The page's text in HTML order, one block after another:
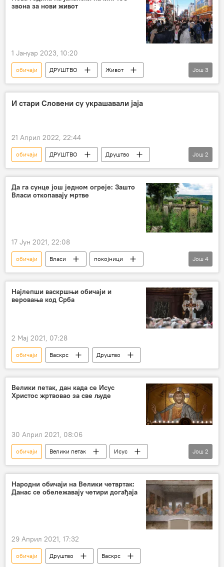
звона за нови живот
1 Јануар 2023, 10:20
обичаји ДРУШТВО
Живот
Јапан
Нова година
Божић
празник
Још 3
И стари Словени су украшавали јаја
21 Април 2022, 22:44
обичаји ДРУШТВО
Друштво
Магазин
Ускрс
Још 2
Да га сунце још једном огреје: Зашто
Власи откопавају мртве
17 Јун 2021, 22:08
обичаји Власи
покојници
етнолог
истраживање
Сунце
Друштво
Још 4
Најлепши васкршњи обичаји и
веровања код Срба
2 Мај 2021, 07:28
обичаји Васкрс Друштво
Велики петак, дан када се Исус
Христос жртвовао за све људе
30 Април 2021, 08:06
обичаји Велики петак
Исус
страдање
Друштво
Још 2
Народни обичаји на Велики четвртак:
Данас се обележавају четири догађаја
29 Април 2021, 17:32
обичаји Друштво Васкрс